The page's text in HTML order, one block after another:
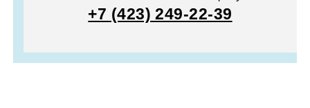
+7 (423) 249-22-39